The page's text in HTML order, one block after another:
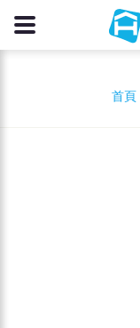
首頁